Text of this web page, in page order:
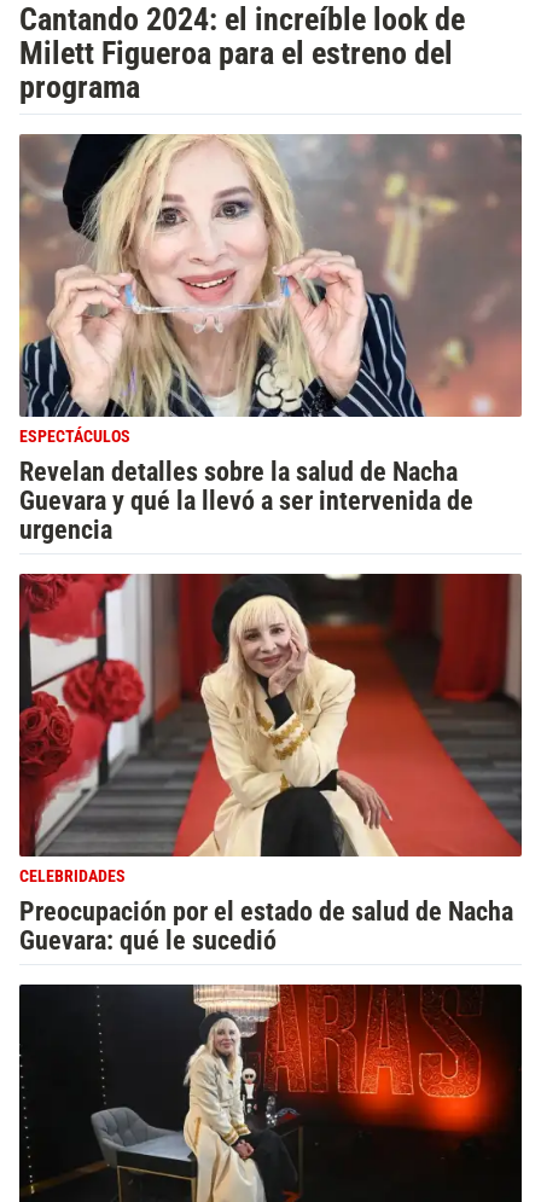
Cantando 2024: el increíble look de
Milett Figueroa para el estreno del
programa
ESPECTÁCULOS
Revelan detalles sobre la salud de Nacha
Guevara y qué la llevó a ser intervenida de
urgencia
CELEBRIDADES
Preocupación por el estado de salud de Nacha
Guevara: qué le sucedió